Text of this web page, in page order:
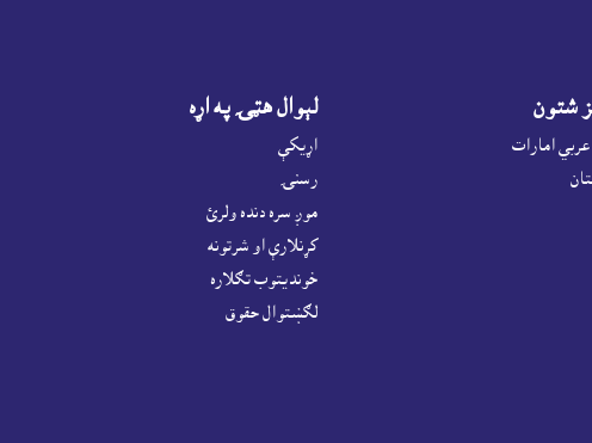
شتون
امارات
لېوال هټۍ په اړه
اړيکې
رسنۍ
موږ سره دنده ولرئ
کړنلارې او شرتونه
خونديتوب تګلاره
لګښتوال حقوق